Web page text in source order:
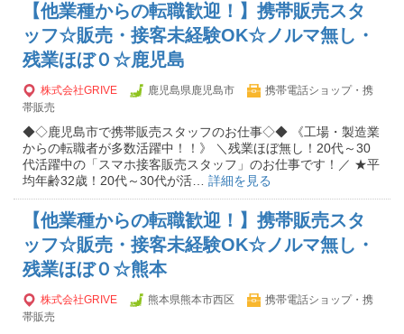
【他業種からの転職歓迎！】携帯販売スタ
ッフ☆販売・接客未経験OK☆ノルマ無し・
残業ほぼ０☆鹿児島
株式会社GRIVE 鹿児島県鹿児島市
携帯電話ショップ・携
帯販売
◆◇鹿児島市で携帯販売スタッフのお仕事◇◆ 《工場・製造業
からの転職者が多数活躍中！！》 ＼残業ほぼ無し！20代～30
代活躍中の「スマホ接客販売スタッフ」のお仕事です！／ ★平
均年齢32歳！20代～30代が活… 詳細を見る
【他業種からの転職歓迎！】携帯販売スタ
ッフ☆販売・接客未経験OK☆ノルマ無し・
残業ほぼ０☆熊本
株式会社GRIVE 熊本県熊本市西区
携帯電話ショップ・携
帯販売